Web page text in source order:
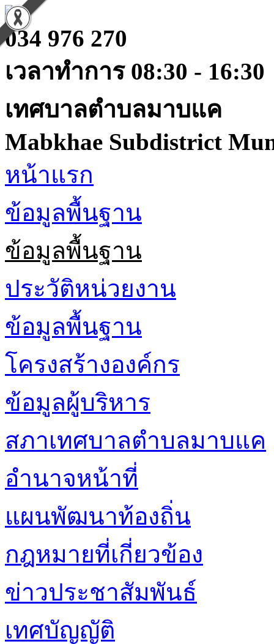
034 976 270
เวลาทำการ 08:30 - 16:30
เทศบาลตำบลมาบแค
Mabkhae Subdistrict
หน้าแรก
ข้อมูลพื้นฐาน
ข้อมูลพื้นฐาน
ประวัติหน่วยงาน
ข้อมูลพื้นฐาน
โครงสร้างองค์กร
ข้อมูลผู้บริหาร
สภาเทศบาลตำบลมาบแค
อำนาจหน้าที่
แผนพัฒนาท้องถิ่น
กฎหมายที่เกี่ยวข้อง
ข่าวประชาสัมพันธ์
เทศบัญญัติ